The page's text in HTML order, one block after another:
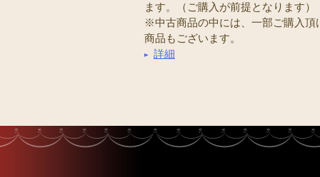
ます。（ご購入が前提となります）
※中古商品の中には、一部ご購入頂
商品もございます。
詳細